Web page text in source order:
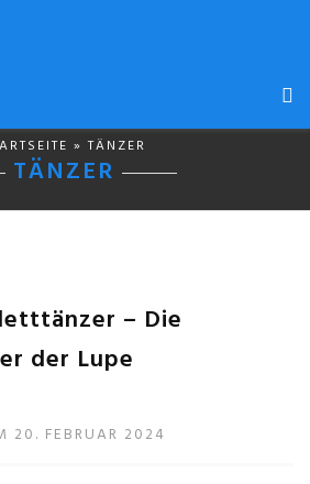
» TÄNZER
TÄNZER
– Die
der Lupe
20. FEBRUAR 2024